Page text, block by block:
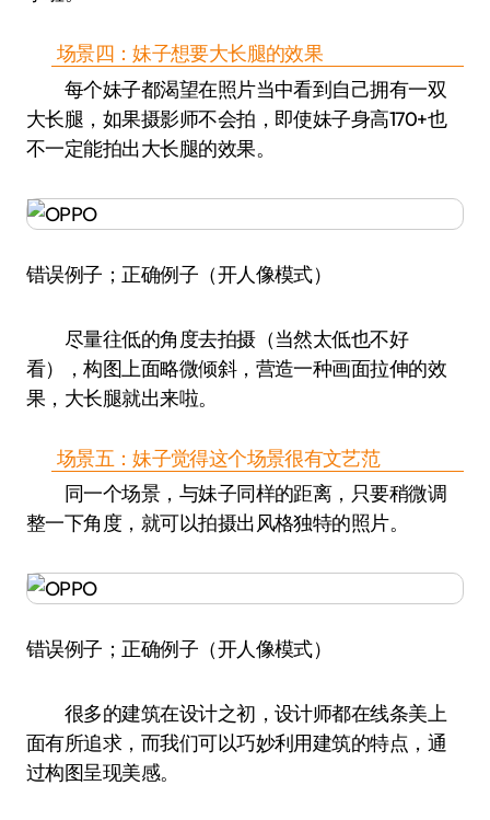
场景四：妹子想要大长腿的效果
每个妹子都渴望在照片当中看到自己拥有一双
大长腿，如果摄影师不会拍，即使妹子身高170+也
不一定能拍出大长腿的效果。
错误例子；正确例子（开人像模式）
尽量往低的角度去拍摄（当然太低也不好
看），构图上面略微倾斜，营造一种画面拉伸的效
果，大长腿就出来啦。
场景五：妹子觉得这个场景很有文艺范
同一个场景，与妹子同样的距离，只要稍微调
整一下角度，就可以拍摄出风格独特的照片。
错误例子；正确例子（开人像模式）
很多的建筑在设计之初，设计师都在线条美上
面有所追求，而我们可以巧妙利用建筑的特点，通
过构图呈现美感。